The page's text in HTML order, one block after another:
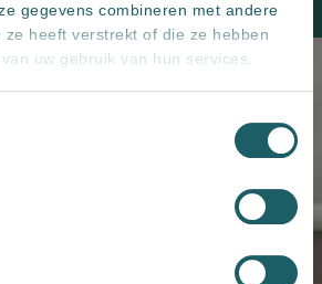
gegevens combineren met andere
heeft verstrekt of die ze hebben
uw gebruik van hun services.